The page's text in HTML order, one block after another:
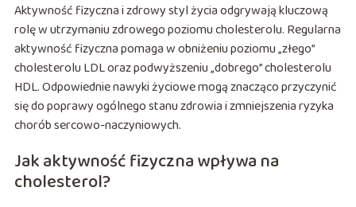
Aktywność fizyczna i zdrowy styl życia odgrywają kluczową
rolę w utrzymaniu zdrowego poziomu cholesterolu. Regularna
aktywność fizyczna pomaga w obniżeniu poziomu „złego”
cholesterolu LDL oraz podwyższeniu „dobrego” cholesterolu
HDL. Odpowiednie nawyki życiowe mogą znacząco przyczynić
się do poprawy ogólnego stanu zdrowia i zmniejszenia ryzyka
chorób sercowo-naczyniowych.
Jak aktywność fizyczna wpływa na
cholesterol?